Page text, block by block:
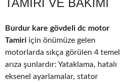
TAMIRI VE BAKIMI
Burdur kare gövdeli dc motor
Tamiri için önümüze gelen
motorlarda sıkça görülen 4 temel
arıza şunlardır: Yataklama, hatalı
eksenel ayarlamalar, stator